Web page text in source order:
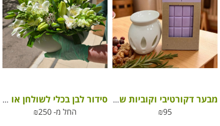
מבער דקורטיבי וקוביות שעווה ארומטיות בעבודת יד
₪95
סידור לבן בכלי לשולחן או למתנה – white flower arrangement in an elegant ceramic vase
החל מ-
₪250